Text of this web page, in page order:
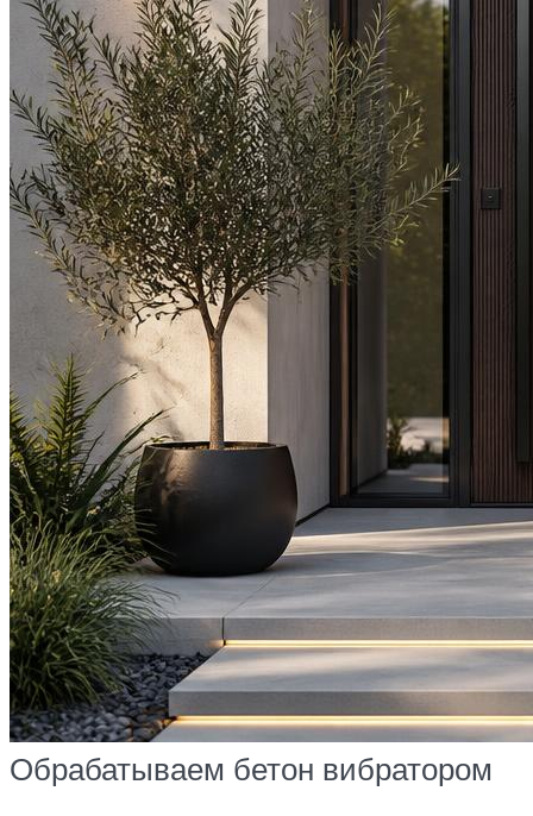
Обрабатываем бетон вибратором